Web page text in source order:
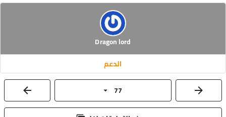
Dragon lord
الدعم
77